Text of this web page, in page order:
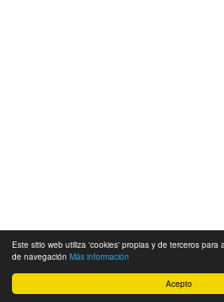
Acepto
Este sitio web utiliza 'cookies' propias y de terceros para
de navegación Más información